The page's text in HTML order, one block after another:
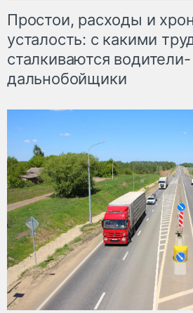
Простои, расходы и
усталость: с какими
сталкиваются водители-
дальнобойщики